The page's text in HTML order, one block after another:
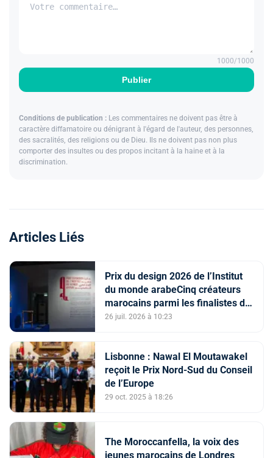
Publier
1000/1000
Conditions de publication : Les commentaires ne doivent pas être à
caractère diffamatoire ou dénigrant à l'égard de l'auteur, des personnes,
des sacralités, des religions ou de Dieu. Ils ne doivent pas non plus
comporter des insultes ou des propos incitant à la haine et à la
discrimination.
Articles Liés
Prix du design 2026 de l’Institut
du monde arabeCinq créateurs
marocains parmi les finalistes du
Prix du design 2026 de l’Institut
26 juil. 2026 à 10:23
Lisbonne : Nawal El Moutawakel
reçoit le Prix Nord-Sud du Conseil
de l’Europe
29 oct. 2025 à 18:26
The Moroccanfella, la voix des
jeunes marocains de Londres